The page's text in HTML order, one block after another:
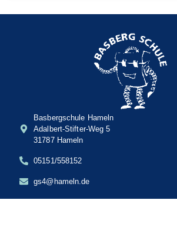
Basbergschule Hameln
Adalbert-Stifter-Weg 5
31787 Hameln
05151/558152
gs4@hameln.de